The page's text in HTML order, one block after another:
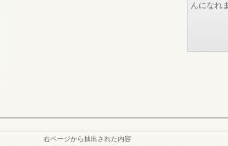
んになれ
右ページから抽出された内容